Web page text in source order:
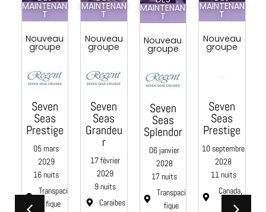
MAINTENAN
T
Nouveau
groupe
Seven
Seas
Prestige
05 mars
2029
16 nuits
Transpaci
fique
MAINTENAN
T
Nouveau
groupe
Seven
Seas
Grandeu
r
17 février
2029
9 nuits
Caraibes
MAINTENAN
T
Nouveau
groupe
Seven
Seas
Splendor
06 janvier
2028
17 nuits
Transpaci
fique
MAINTENAN
T
Nouveau
groupe
Seven
Seas
Prestige
10 septembre
2028
11 nuits
Canada,
Maine